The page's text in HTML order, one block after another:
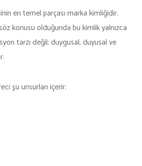
en temel parçası marka kimliğidir.
konusu olduğunda bu kimlik yalnızca
tarzı değil; duygusal, duyusal ve
şu unsurları içerir: